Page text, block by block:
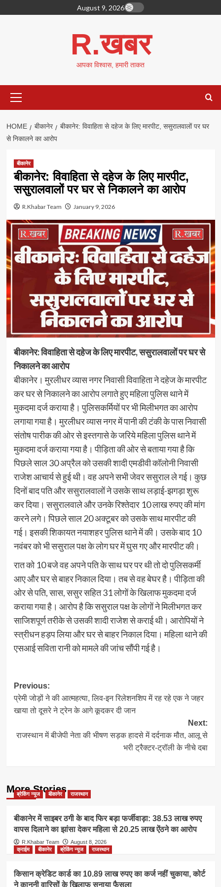
to
August 9, 2026
R.खबर
आपका विश्वास, हमारी ताकत
Menu
HOME बीकानेर
बीकानेर: विवाहिता से दहेज के लिए मारपीट, ससुरालवालों पर घर
से निकालने का आरोप
बीकानेर
बीकानेर: विवाहिता से दहेज के लिए मारपीट,
ससुरालवालों पर घर से निकालने का आरोप
R.Khabar Team January 9, 2026
बीकानेर: विवाहिता से दहेज के लिए मारपीट, ससुरालवालों पर घर से
निकालने का आरोप
बीकानेर। मुरलीधर व्यास नगर निवासी विवाहिता ने दहेज के मारपीट
कर घर से निकालने का आरोप लगाते हुए महिला पुलिस थाने में
मुकदमा दर्ज कराया है। पुलिसकर्मियों पर भी मिलीभगत का आरोप
लगाया गया है। मुरलीधर व्यास नगर में पानी की टंकी के पास निवासी
संतोष पारीक की ओर से इस्तगासे के जरिये महिला पुलिस थाने में
मुकदमा दर्ज कराया गया है। पीड़िता की ओर से बताया गया है कि
पिछले साल 30 अप्रैल को उसकी शादी एमडीवी कॉलोनी निवासी
राजेश आचार्य से हुई थी। वह अपने सभी जेवर ससुराल ले गई। कुछ
दिनों बाद पति और ससुरालवालों ने उसके साथ लड़ाई-झगड़ा शुरू
कर दिया। ससुरालवाले और उनके रिश्तेदार 10 लाख रुपए की मांग
करने लगे। पिछले साल 20 अक्टूबर को उसके साथ मारपीट की
गई। इसकी शिकायत नयाशहर पुलिस थाने में की। उसके बाद 10
नवंबर को भी ससुराल पक्ष के लोग घर में घुस गए और मारपीट की।
रात को 10 बजे वह अपने पति के साथ घर पर थी तो दो पुलिसकर्मी
आए और घर से बाहर निकाल दिया। तब से वह बेघर है। पीड़िता की
ओर से पति, सास, ससुर सहित 31 लोगों के खिलाफ मुकदमा दर्ज
कराया गया है। आरोप है कि ससुराल पक्ष के लोगों ने मिलीभगत कर
साजिशपूर्ण तरीके से उसकी शादी राजेश से कराई थी। आरोपियों ने
स्त्रीधन हड़प लिया और घर से बाहर निकाल दिया। महिला थाने की
एसआई सविता रानी को मामले की जांच सौंपी गई है।
Post
navigation
Previous:
प्रेमी जोड़ों ने की आत्महत्या, लिव-इन रिलेशनशिप में रह रहे एक ने जहर
खाया तो दूसरे ने ट्रेन के आगे कूदकर दी जान
Next:
राजस्थान में बीजेपी नेता की भीषण सड़क हादसे में दर्दनाक मौत, आलू से
भरी ट्रैक्टर-ट्रॉली के नीचे दबा
More Stories
ब्रेकिंग न्यूज बीकानेर राजस्थान
बीकानेर में साइबर ठगी के बाद फिर बड़ा फर्जीवाड़ा: 38.53 लाख रुपए
वापस दिलाने का झांसा देकर महिला से 20.25 लाख ऐंठने का आरोप
R.Khabar Team
August 8, 2026
क्राईम
बीकानेर ब्रेकिंग न्यूज राजस्थान
किसान क्रेडिट कार्ड का 10.89 लाख रुपए का कर्ज नहीं चुकाया, कोर्ट
ने कानूनी वारिसों के खिलाफ सुनाया फैसला